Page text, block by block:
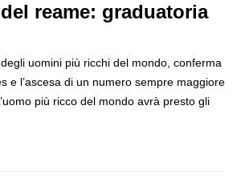
reame: graduatoria
uomini più ricchi del mondo, conferma
e l’ascesa di un numero sempre maggiore
più ricco del mondo avrà presto gli